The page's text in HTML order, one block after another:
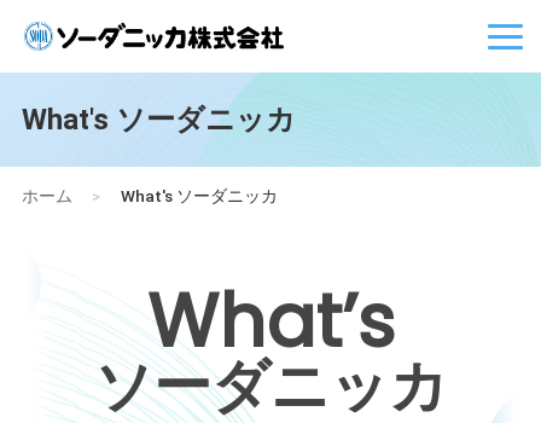
What's ソーダニッカ
ホーム > What's ソーダニッカ
What’s
ソーダニッカ